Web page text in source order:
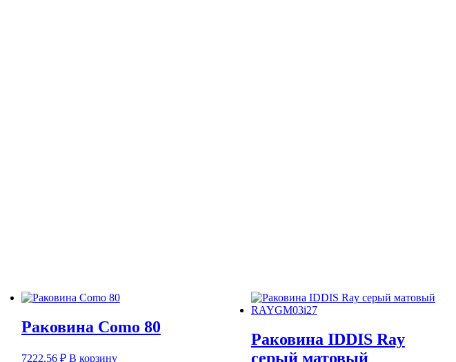
Раковина Como 80
7222,56 ₽ В корзину
Раковина IDDIS Ray
серый матовый